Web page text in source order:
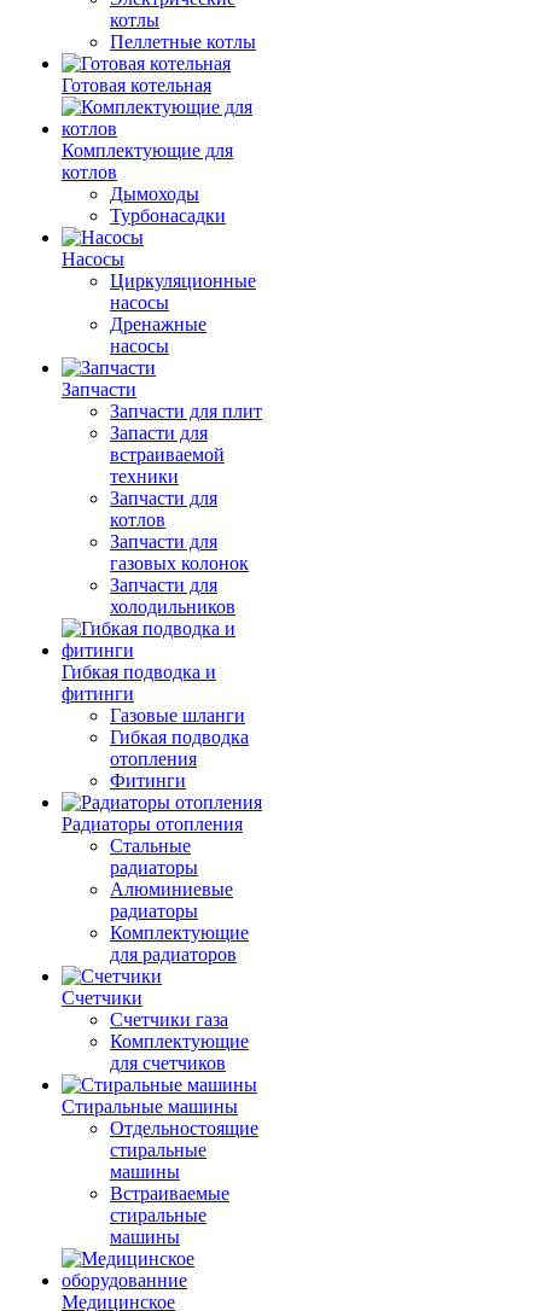
котлы
Пеллетные котлы
Готовая котельная
Комплектующие для
котлов
Дымоходы
Турбонасадки
Насосы
Циркуляционные
насосы
Дренажные
насосы
Запчасти
Запчасти для плит
Запасти для
встраиваемой
техники
Запчасти для
котлов
Запчасти для
газовых колонок
Запчасти для
холодильников
Гибкая подводка и
фитинги
Газовые шланги
Гибкая подводка
отопления
Фитинги
Радиаторы отопления
Стальные
радиаторы
Алюминиевые
радиаторы
Комплектующие
для радиаторов
Счетчики
Счетчики газа
Комплектующие
для счетчиков
Стиральные машины
Отдельностоящие
стиральные
машины
Встраиваемые
стиральные
машины
Медицинское